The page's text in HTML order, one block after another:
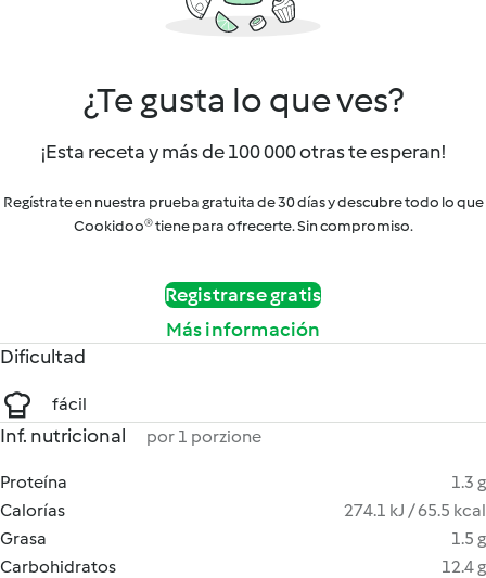
¿Te gusta lo que ves?
¡Esta receta y más de 100 000 otras te esperan!
Regístrate en nuestra prueba gratuita de 30 días y descubre todo lo que
Cookidoo® tiene para ofrecerte. Sin compromiso.
Registrarse gratis
Más información
Dificultad
fácil
Inf. nutricional por 1 porzione
Proteína
1.3 g
Calorías
274.1 kJ / 65.5 kcal
Grasa
1.5 g
Carbohidratos
12.4 g